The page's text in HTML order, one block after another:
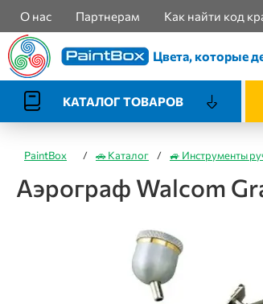
О нас Партнерам Как найти код
Цвета, которые
КАТАЛОГ ТОВАРОВ
PaintBox / 🚗 Каталог / 🚙 Инструменты
Аэрограф Walcom